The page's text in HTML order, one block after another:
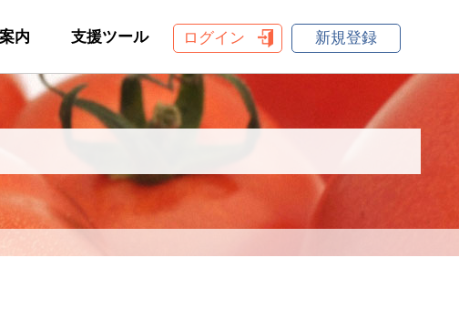
内 支援ツール ログイン 新規登録